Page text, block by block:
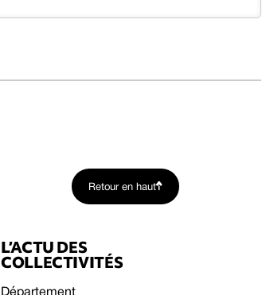
Retour en haut
L’ACTU DES
COLLECTIVITÉS